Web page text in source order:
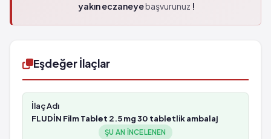
yakın eczaneyebaşvurunuz !
Eşdeğer İlaçlar
FLUDİN Film Tablet 2.5 mg 30 tabletlik ambalaj
ŞU AN INCELENEN